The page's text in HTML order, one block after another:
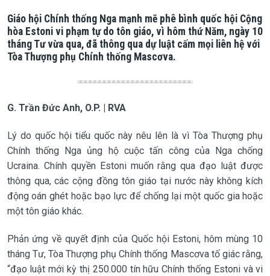
Giáo hội Chính thống Nga mạnh mẽ phê bình quốc hội Cộng
hòa Estoni vi phạm tự do tôn giáo, vì hôm thứ Năm, ngày 10
tháng Tư vừa qua, đã thông qua dự luật cấm mọi liên hệ với
Tòa Thượng phụ Chính thống Mascơva.
G. Trần Đức Anh, O.P. | RVA
Lý do quốc hội tiểu quốc này nêu lên là vì Tòa Thượng phụ
Chính thống Nga ủng hộ cuộc tấn công của Nga chống
Ucraina. Chính quyền Estoni muốn rằng qua đạo luật được
thông qua, các cộng đồng tôn giáo tại nước này không kích
động oán ghét hoặc bạo lực để chống lại một quốc gia hoặc
một tôn giáo khác.
Phản ứng về quyết định của Quốc hội Estoni, hôm mùng 10
tháng Tư, Tòa Thượng phụ Chính thống Mascơva tố giác rằng,
“đạo luật mới kỳ thị 250.000 tín hữu Chính thống Estoni và vi